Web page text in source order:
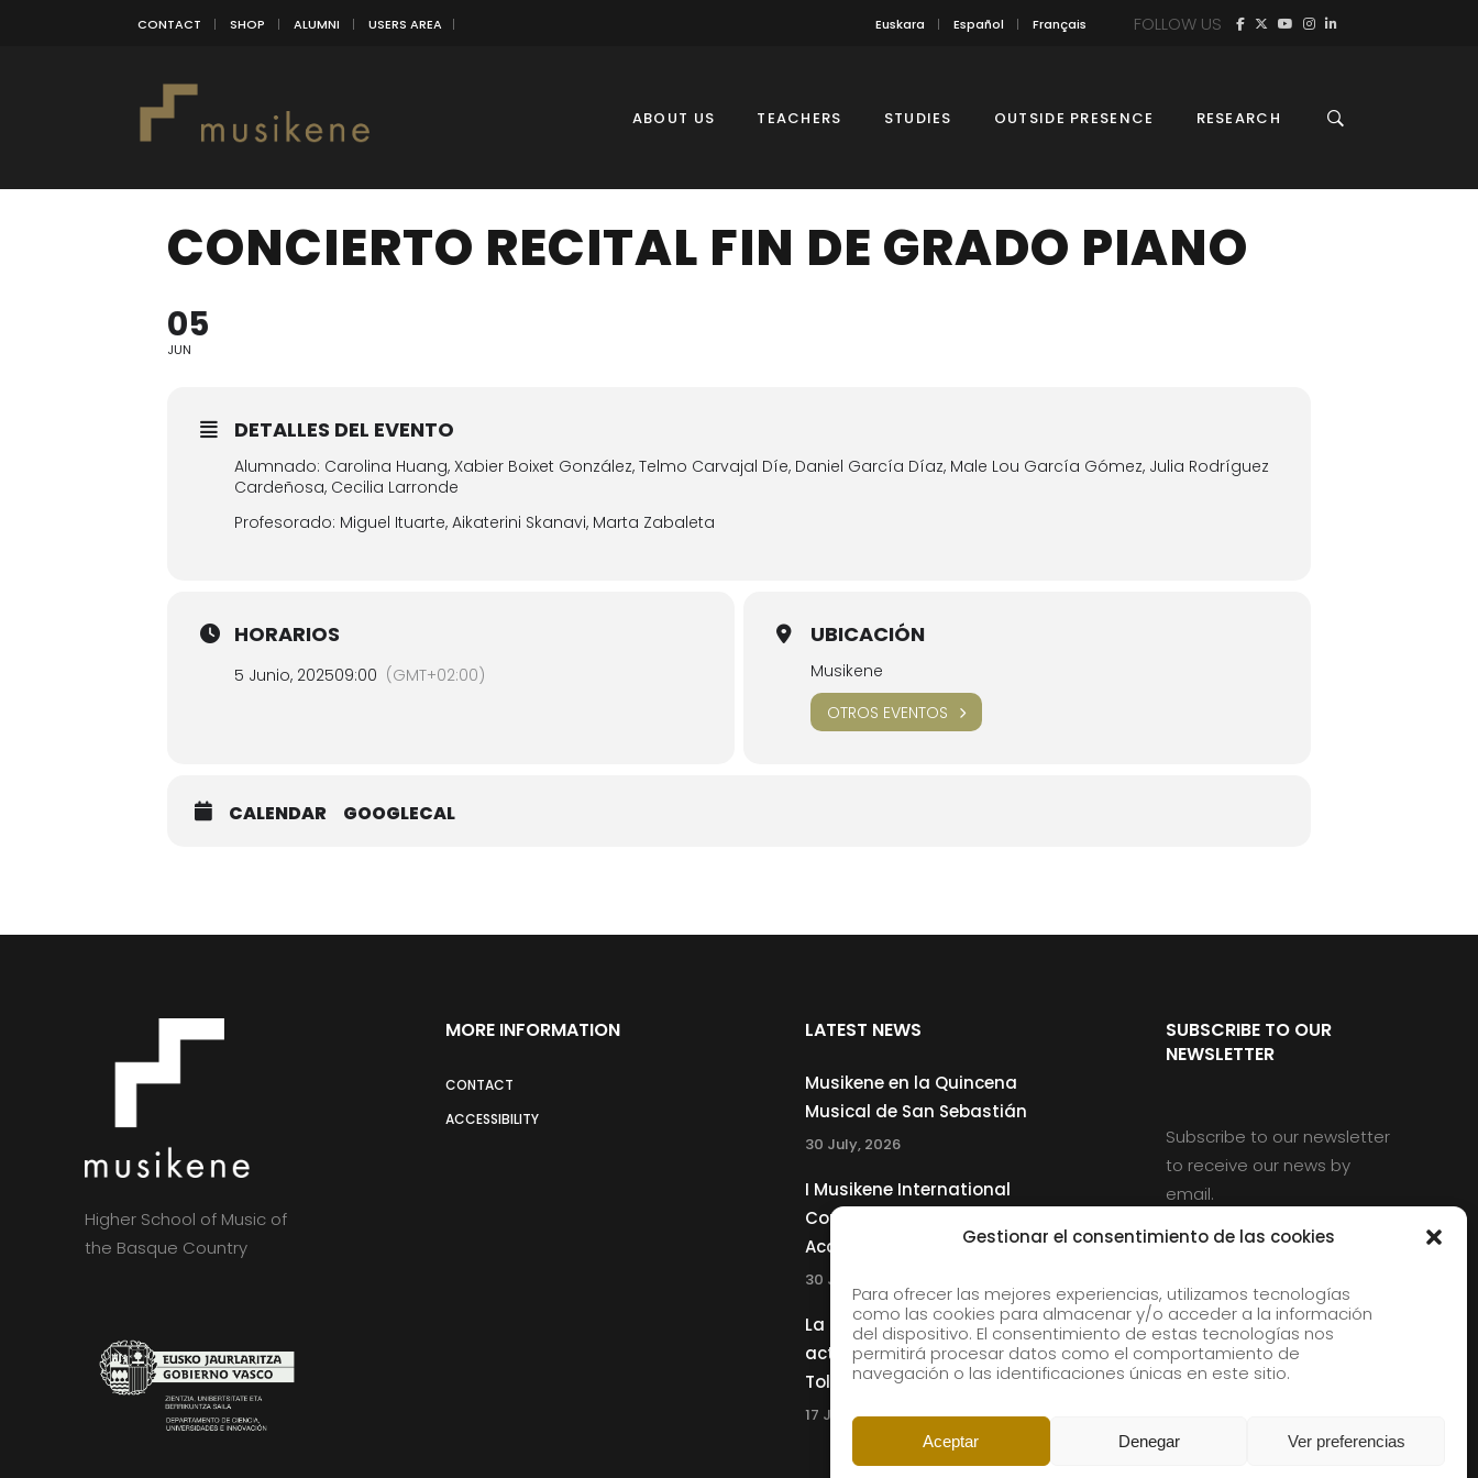
Gestionar el consentimiento de las cookies
Para ofrecer las mejores experiencias, utilizamos tecnologías
como las cookies para almacenar y/o acceder a la información
del dispositivo. El consentimiento de estas tecnologías nos
permitirá procesar datos como el comportamiento de
navegación o las identificaciones únicas en este sitio.
Aceptar Denegar Ver preferencias
CONTACT SHOP ALUMNI USERS AREA Euskara Español Français FOLLOW US
ABOUT US TEACHERS STUDIES OUTSIDE PRESENCE RESEARCH
CONCIERTO RECITAL FIN DE GRADO PIANO
05
JUN
DETALLES DEL EVENTO
Alumnado: Carolina Huang, Xabier Boixet González, Telmo Carvajal Díe, Daniel García Díaz, Male Lou García Gómez, Julia Rodríguez
Cardeñosa, Cecilia Larronde
Profesorado: Miguel Ituarte, Aikaterini Skanavi, Marta Zabaleta
HORARIOS
5 Junio, 202509:00 (GMT+02:00)
UBICACIÓN
Musikene
OTROS EVENTOS
CALENDAR GOOGLECAL
Higher School of Music of
the Basque Country
MORE INFORMATION
CONTACT
ACCESSIBILITY
LATEST NEWS
Musikene en la Quincena
Musical de San Sebastián
30 July, 2026
I Musikene International
Competition for Young
Accordionists
30 July, 2026
La Musikene Big Band
actuará junto a Charles
Tolliver en el 61 Jazzaldia
17 July, 2026
SUBSCRIBE TO OUR
NEWSLETTER
Subscribe to our newsletter
to receive our news by
email.